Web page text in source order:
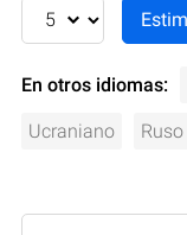
En otros idiomas:
Ucraniano Ruso